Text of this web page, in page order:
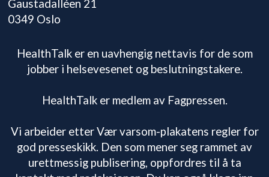
Gaustadalléen 21
0349 Oslo
HealthTalk er en uavhengig nettavis for de som
jobber i helsevesenet og beslutningstakere.
HealthTalk er medlem av Fagpressen.
Vi arbeider etter Vær varsom-plakatens regler for
god presseskikk. Den som mener seg rammet av
urettmessig publisering, oppfordres til å ta